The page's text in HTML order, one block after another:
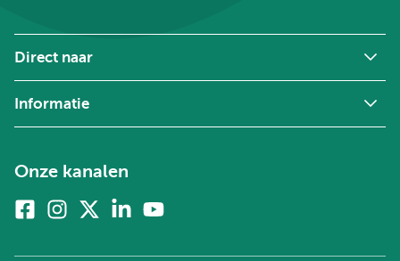
Direct naar
Informatie
Onze kanalen
FacebookInstagram
twitter)
Linkedin